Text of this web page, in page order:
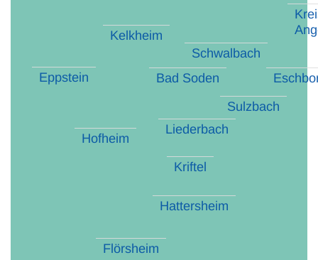
Bad Soden
Eppstein
Flörsheim
Hattersheim
Hofheim
Kelkheim
Kriftel
Liederbach
Schwalbach
Sulzbach